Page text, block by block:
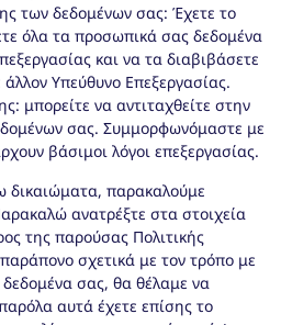
των δεδομένων σας: Έχετε το
όλα τα προσωπικά σας δεδομένα
και να τα διαβιβάσετε
Υπεύθυνο Επεξεργασίας.
μπορείτε να αντιταχθείτε στην
σας. Συμμορφωνόμαστε με
βάσιμοι λόγοι επεξεργασίας.
δικαιώματα, παρακαλούμε
ανατρέξτε στα στοιχεία
της παρούσας Πολιτικής
σχετικά με τον τρόπο με
δεδομένα σας, θα θέλαμε να
αυτά έχετε επίσης το